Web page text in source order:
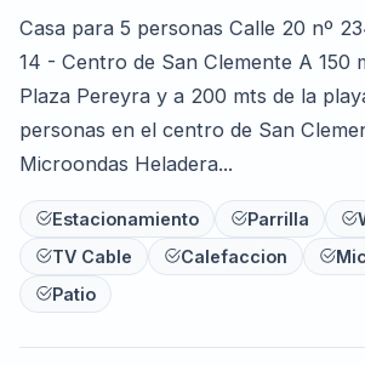
Casa para 5 personas Calle 20 nº
14 - Centro de San Clemente A 150
Plaza Pereyra y a 200 mts de la
personas en el centro de San
Microondas Heladera...
Estacionamiento Parrilla
TV Cable
Calefaccion
Patio